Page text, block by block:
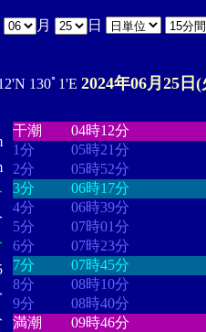
月 日
130ﾟ1'E 2024年06月25日(
干潮
04時12分
1分
05時21分
2分
05時52分
3分
06時17分
4分
06時39分
5分
07時01分
6分
07時23分
7分
07時45分
8分
08時10分
9分
08時40分
満潮
09時46分